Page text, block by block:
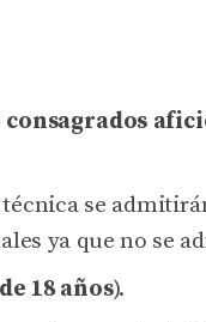
se
ya que no se
18 años).